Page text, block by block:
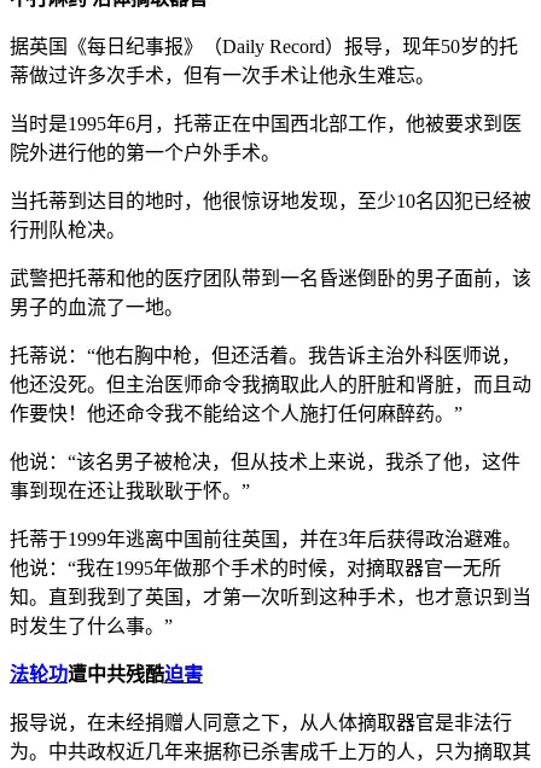
据英国《每日纪事报》（Daily Record）报导，现年50岁的托
蒂做过许多次手术，但有一次手术让他永生难忘。
当时是1995年6月，托蒂正在中国西北部工作，他被要求到医
院外进行他的第一个户外手术。
当托蒂到达目的地时，他很惊讶地发现，至少10名囚犯已经被
行刑队枪决。
武警把托蒂和他的医疗团队带到一名昏迷倒卧的男子面前，该
男子的血流了一地。
托蒂说：“他右胸中枪，但还活着。我告诉主治外科医师说，
他还没死。但主治医师命令我摘取此人的肝脏和肾脏，而且动
作要快！他还命令我不能给这个人施打任何麻醉药。”
他说：“该名男子被枪决，但从技术上来说，我杀了他，这件
事到现在还让我耿耿于怀。”
托蒂于1999年逃离中国前往英国，并在3年后获得政治避难。
他说：“我在1995年做那个手术的时候，对摘取器官一无所
知。直到我到了英国，才第一次听到这种手术，也才意识到当
时发生了什么事。”
法轮功遭中共残酷迫害
报导说，在未经捐赠人同意之下，从人体摘取器官是非法行
为。中共政权近几年来据称已杀害成千上万的人，只为摘取其